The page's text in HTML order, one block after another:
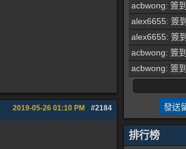
#2184
2019-05-26 01:10 PM
acbwong: 簽到
alex6655: 簽到
alex6655: 簽到
acbwong: 簽到
acbwong: 簽到
排行榜